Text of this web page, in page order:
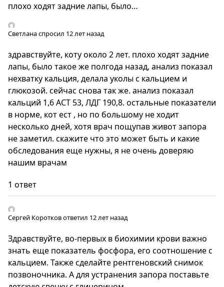
плохо ходят задние лапы, было…
Светланаспросил 12 лет назад
здравствуйте, коту около 2 лет. плохо ходят задние
лапы, было такое же полгода назад, анализ показал
нехватку кальция, делала уколы с кальцием и
глюкозой. сейчас снова так же. анализ показал
кальций 1,6 АСТ 53, ЛДГ 190,8. остальные показатели
в норме, кот ест , но по большому не ходит
несколько дней, хотя врач пощупав живот запора
не заметил. скажите что это может быть и какие
обследования еще нужны, я не очень доверяю
нашим врачам
1 ответ
Сергей Коротковответил 12 лет назад
Здравствуйте, во-первых в биохимии крови важно
знать еще показатель фосфора, его соотношение с
кальцием. Также сделайте рентгеновский снимок
позвоночника. А для устранения запора поставьте